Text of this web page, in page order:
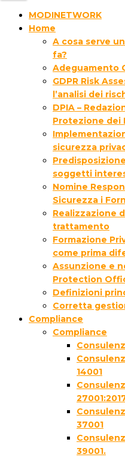
MODINETWORK
Home
A cosa serve
fa?
Adeguamento
GDPR Risk
l’analisi dei
DPIA –
Protezione dei
sicurezza
soggetti
Nomine
Sicurezza i
Realizzazione
trattamento
Formazione
come prima
Assunzione e
Protection
Definizioni
Corretta
Compliance
Compliance
14001
37001
39001.